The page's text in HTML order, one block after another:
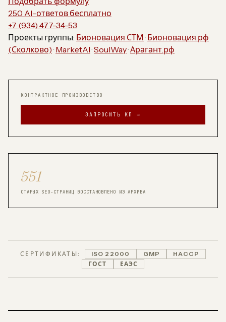
250 AI-ответов бесплатно
+7 (934) 477-34-53
Проекты группы: Бионовация СТМ · Бионовация.рф
(Сколково)· MarketAI·SoulWay·Арагант.рф
КОНТРАКТНОЕ ПРОИЗВОДСТВО
ЗАПРОСИТЬ КП →
551
СТАРЫХ SEO-СТРАНИЦ ВОССТАНОВЛЕНО ИЗ АРХИВА
СЕРТИФИКАТЫ: ISO 22000 GMP
HACCP
ГОСТ
ЕАЭС